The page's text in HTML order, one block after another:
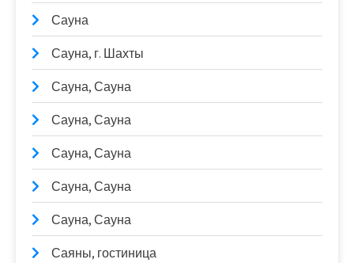
Сауна
Сауна, г. Шахты
Сауна, Сауна
Сауна, Сауна
Сауна, Сауна
Сауна, Сауна
Сауна, Сауна
Саяны, гостиница